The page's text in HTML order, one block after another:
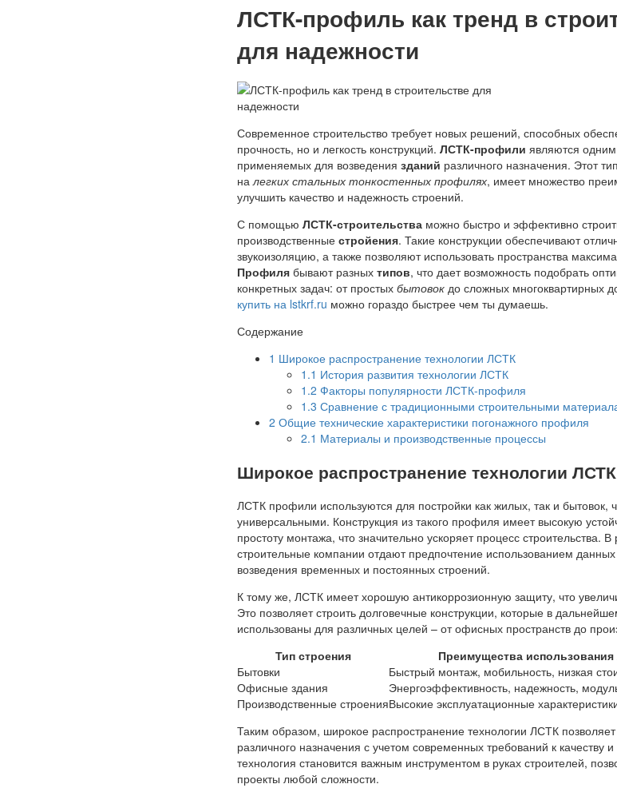
ЛСТК-профиль как тренд в
для надежности
Современное строительство требует новых решений, способных
прочность, но и легкость конструкций. ЛСТК-профили являются
применяемых для возведения зданий различного назначения. Этот
на легких стальных тонкостенных профилях, имеет множество
улучшить качество и надежность строений.
С помощью ЛСТК-строительства можно быстро и эффективно
производственные стройения. Такие конструкции обеспечивают
звукоизоляцию, а также позволяют использовать пространства
Профиля бывают разных типов, что дает возможность подобрать
конкретных задач: от простых бытовок до сложных многоквартирных
купить на lstkrf.ru можно гораздо быстрее чем ты думаешь.
Содержание
1 Широкое распространение технологии ЛСТК
1.1 История развития технологии ЛСТК
1.2 Факторы популярности ЛСТК-профиля
1.3 Сравнение с традиционными строительными
2 Общие технические характеристики погонажного профиля
2.1 Материалы и производственные процессы
Широкое распространение технологии ЛСТК
ЛСТК профили используются для постройки как жилых, так и бытовок,
универсальными. Конструкция из такого профиля имеет высокую
простоту монтажа, что значительно ускоряет процесс строительства. В
строительные компании отдают предпочтение использованием данных
возведения временных и постоянных строений.
К тому же, ЛСТК имеет хорошую антикоррозионную защиту, что
Это позволяет строить долговечные конструкции, которые в
использованы для различных целей – от офисных пространств до
Тип строения
Преимущества
Бытовки
Быстрый монтаж, мобильность, низкая
Офисные здания
Энергоэффективность, надежность,
Производственные строенияВысокие эксплуатационные
Таким образом, широкое распространение технологии ЛСТК позволяет
различного назначения с учетом современных требований к качеству
технология становится важным инструментом в руках строителей,
проекты любой сложности.